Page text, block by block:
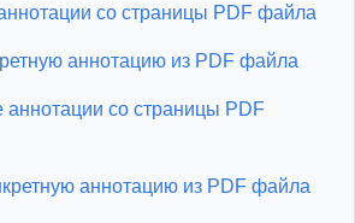
со страницы PDF файла
аннотацию из PDF файла
аннотации со страницы PDF
аннотацию из PDF файла